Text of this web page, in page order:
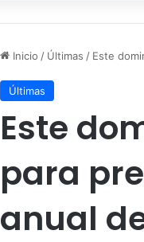
Inicio / Últimas / Este
Últimas
Este
para
anual